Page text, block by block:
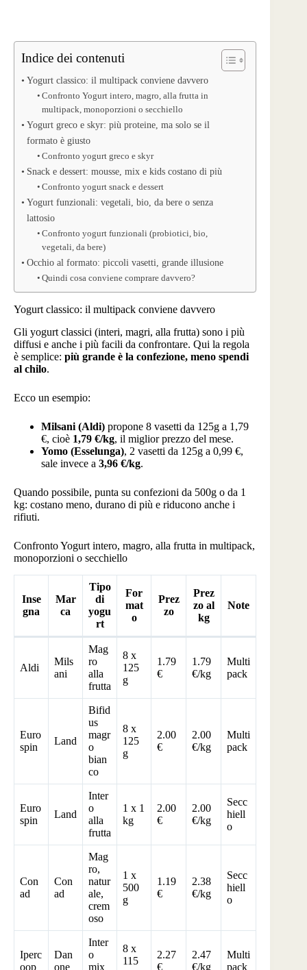
Indice dei contenuti
Yogurt classico: il multipack conviene davvero
Confronto Yogurt intero, magro, alla frutta in
multipack, monoporzioni o secchiello
Yogurt greco e skyr: più proteine, ma solo se il
formato è giusto
Confronto yogurt greco e skyr
Snack e dessert: mousse, mix e kids costano di più
Confronto yogurt snack e dessert
Yogurt funzionali: vegetali, bio, da bere o senza
lattosio
Confronto yogurt funzionali (probiotici, bio,
vegetali, da bere)
Occhio al formato: piccoli vasetti, grande illusione
Quindi cosa conviene comprare davvero?
Yogurt classico: il multipack conviene davvero
Gli yogurt classici (interi, magri, alla frutta) sono i più
diffusi e anche i più facili da confrontare. Qui la regola
è semplice: più grande è la confezione, meno spendi
al chilo.
Ecco un esempio:
Milsani (Aldi) propone 8 vasetti da 125g a 1,79
€, cioè 1,79 €/kg, il miglior prezzo del mese.
Yomo (Esselunga), 2 vasetti da 125g a 0,99 €,
sale invece a 3,96 €/kg.
Quando possibile, punta su confezioni da 500g o da 1
kg: costano meno, durano di più e riducono anche i
rifiuti.
Confronto Yogurt intero, magro, alla frutta in multipack,
monoporzioni o secchiello
Inse
gna
Mar
ca
Tipo
di
yogu
rt
For
mat
o
Prez
zo
Prez
zo al
kg
Note
Aldi
Mils
ani
Mag
ro
alla
frutta
8 x
125
g
1.79
€
1.79
€/kg
Multi
pack
Euro
spin
Land
Bifid
us
magr
o
bian
co
8 x
125
g
2.00
€
2.00
€/kg
Multi
pack
Euro
spin
Land
Inter
o
alla
frutta
1 x 1
kg
2.00
€
2.00
€/kg
Secc
hiell
o
Con
ad
Con
ad
Mag
ro,
natur
ale,
crem
oso
1 x
500
g
1.19
€
2.38
€/kg
Secc
hiell
o
Iperc
oop
Dan
one
Inter
o
mix
8 x
115
2.27
€
2.47
€/kg
Multi
pack